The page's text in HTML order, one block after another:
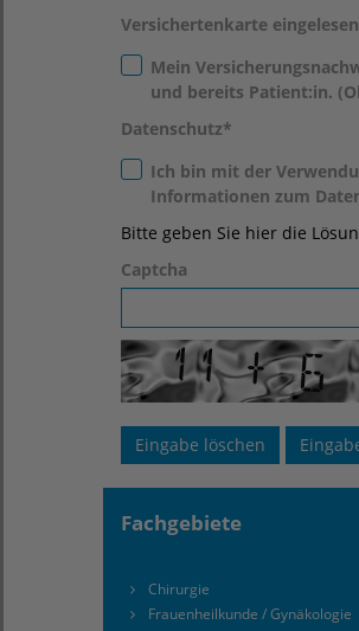
Versichertenkarte eingelesen
Mein
und bereits Patient:in.
Datenschutz*
Ich bin mit der
Informationen zum
Bitte geben Sie hier die
Captcha
Fachgebiete
Chirurgie
Frauenheilkunde / Gynäkologie